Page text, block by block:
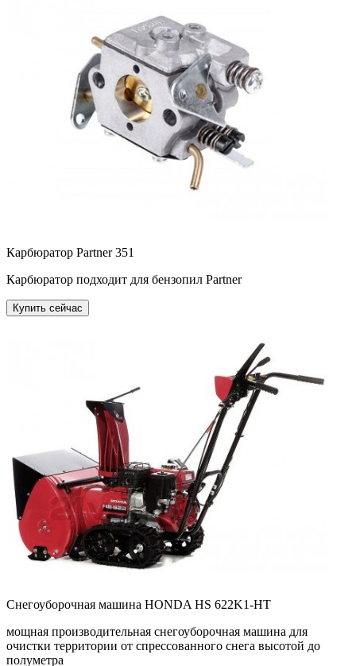
Карбюратор Partner 351
Карбюратор подходит для бензопил Partner
Купить сейчас
Снегоуборочная машина HONDA HS 622K1-HT
мощная производительная снегоуборочная машина для
очистки территории от спрессованного снега высотой до
полуметра